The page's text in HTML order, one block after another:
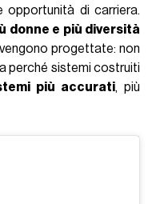
opportunità di carriera.
donne e più diversità
progettate: non
perché sistemi costruiti
più accurati, più